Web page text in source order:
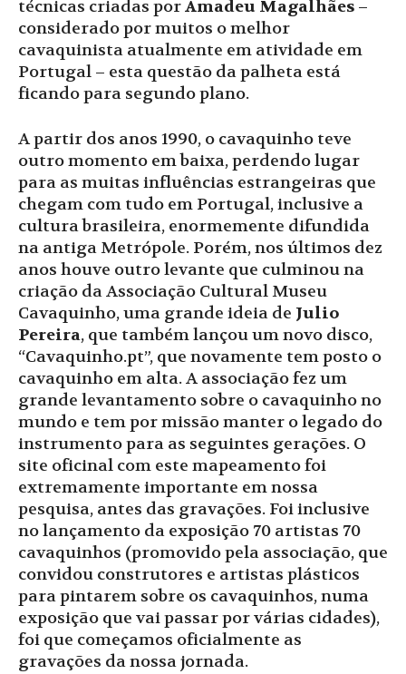
técnicas criadas porAmadeu Magalhães –
considerado por muitos o melhor
cavaquinista atualmente em atividade em
Portugal – esta questão da palheta está
ficando para segundo plano.
A partir dos anos 1990, o cavaquinho teve
outro momento em baixa, perdendo lugar
para as muitas influências estrangeiras que
chegam com tudo em Portugal, inclusive a
cultura brasileira, enormemente difundida
na antiga Metrópole. Porém, nos últimos dez
anos houve outro levante que culminou na
criação da Associação Cultural Museu
Cavaquinho, uma grande ideia de Julio
Pereira, que também lançou um novo disco,
“Cavaquinho.pt”, que novamente tem posto o
cavaquinho em alta. A associação fez um
grande levantamento sobre o cavaquinho no
mundo e tem por missão manter o legado do
instrumento para as seguintes gerações. O
site oficinal com este mapeamento foi
extremamente importante em nossa
pesquisa, antes das gravações. Foi inclusive
no lançamento da exposição 70 artistas 70
cavaquinhos (promovido pela associação, que
convidou construtores e artistas plásticos
para pintarem sobre os cavaquinhos, numa
exposição que vai passar por várias cidades),
foi que começamos oficialmente as
gravações da nossa jornada.